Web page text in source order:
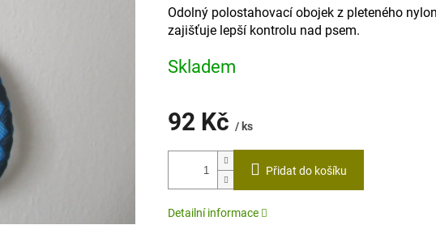
produktu
je
0,0
z
5
Odolný polostahovací obojek z pleteného
zajišťuje lepší kontrolu nad psem.
Skladem
92 Kč / ks
Měrná
Přidat do košíku
Detailní informace